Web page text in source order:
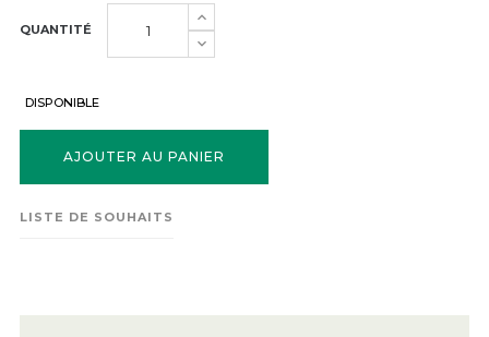
QUANTITÉ
DISPONIBLE
AJOUTER AU PANIER
LISTE DE SOUHAITS